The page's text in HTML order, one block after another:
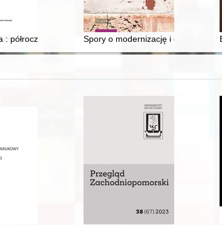
: półrocznik. Vol. 25, nr 2 (2022)Spory o modernizację i demokrację